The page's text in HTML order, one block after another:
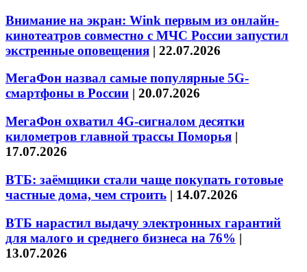
Внимание на экран: Wink первым из онлайн-
кинотеатров совместно с МЧС России запустил
экстренные оповещения | 22.07.2026
МегаФон назвал самые популярные 5G-
смартфоны в России | 20.07.2026
МегаФон охватил 4G-сигналом десятки
километров главной трассы Поморья |
17.07.2026
ВТБ: заёмщики стали чаще покупать готовые
частные дома, чем строить | 14.07.2026
ВТБ нарастил выдачу электронных гарантий
для малого и среднего бизнеса на 76% |
13.07.2026